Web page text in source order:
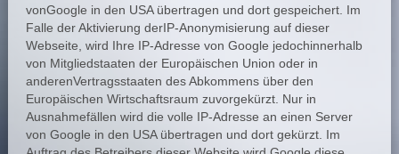
vonGoogle in den USA übertragen und dort gespeichert. Im
Falle der Aktivierung derIP-Anonymisierung auf dieser
Webseite, wird Ihre IP-Adresse von Google jedochinnerhalb
von Mitgliedstaaten der Europäischen Union oder in
anderenVertragsstaaten des Abkommens über den
Europäischen Wirtschaftsraum zuvorgekürzt. Nur in
Ausnahmefällen wird die volle IP-Adresse an einen Server
von Google in den USA übertragen und dort gekürzt. Im